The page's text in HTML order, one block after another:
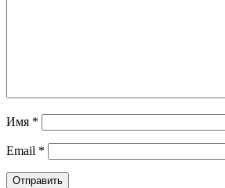
Имя *
Email *